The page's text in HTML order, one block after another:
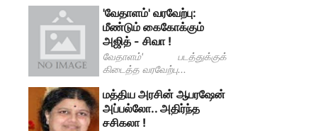
'வேதாளம்' வரவேற்பு:
மீண்டும் கைகோக்கும்
அஜித் - சிவா !
வேதாளம்' படத்துக்குக்
கிடைத்த வரவேற்பு...
மத்திய அரசின் ஆபரஷேன்
அப்பல்லோ.. அதிர்ந்த
சசிகலா !